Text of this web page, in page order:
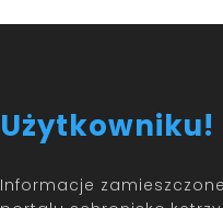
Użytkowniku!
Informacje